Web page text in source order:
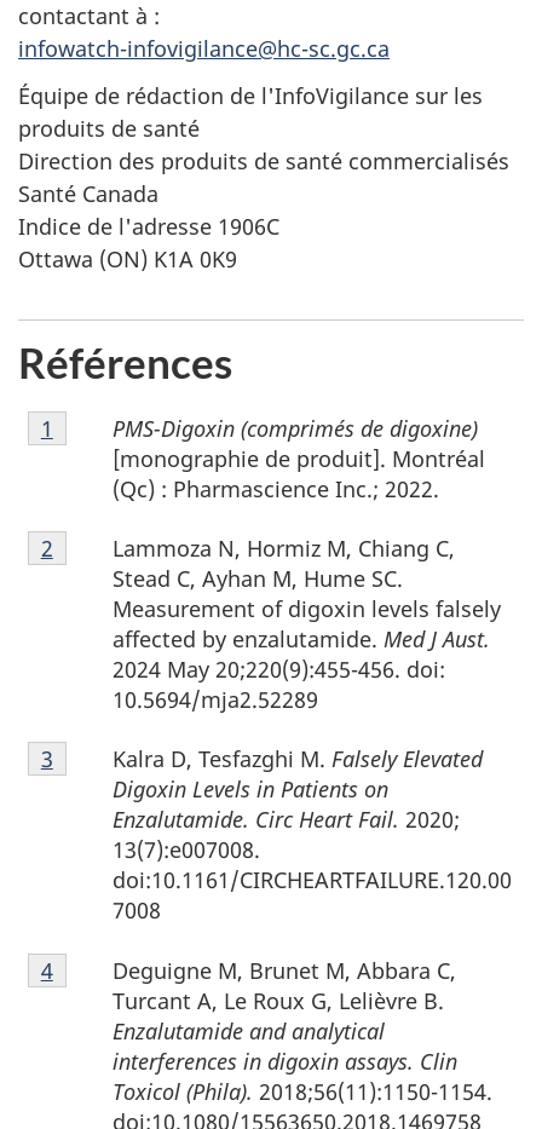
contactant à :
infowatch-infovigilance@hc-sc.gc.ca
Équipe de rédaction de l'InfoVigilance sur les
produits de santé
Direction des produits de santé commercialisés
Santé Canada
Indice de l'adresse 1906C
Ottawa (ON) K1A 0K9
Références
Note
de
page
1
PMS-Digoxin (comprimés de digoxine)
[monographie de produit]. Montréal
(Qc) : Pharmascience Inc.; 2022.
Retour à la référence de la note de bas de page
1
Note
de
Lammoza N, Hormiz M, Chiang C,
Stead C, Ayhan M, Hume SC.
Measurement of digoxin levels falsely
affected by enzalutamide. Med J Aust.
2024 May 20;220(9):455-456. doi:
10.5694/mja2.52289
Retour à la référence de la note de bas de page
2
Note
de
Kalra D, Tesfazghi M. Falsely Elevated
Digoxin Levels in Patients on
Enzalutamide. Circ Heart Fail. 2020;
13(7):e007008.
doi:10.1161/CIRCHEARTFAILURE.120.00
7008
Retour à la référence de la note de bas de page
3
Note
de
Deguigne M, Brunet M, Abbara C,
Turcant A, Le Roux G, Lelièvre B.
Enzalutamide and analytical
interferences in digoxin assays. Clin
Toxicol (Phila). 2018;56(11):1150-1154.
doi:10.1080/15563650.2018.1469758
Retour à la référence de la note de bas de page
4